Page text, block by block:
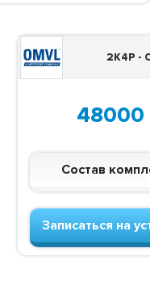
2K4P -
48000
Состав
Записаться на